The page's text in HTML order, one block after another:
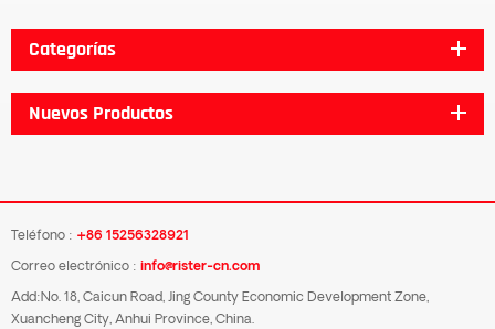
Categorías
Nuevos Productos
Teléfono : +86 15256328921
Correo electrónico : info@rister-cn.com
Add:No. 18, Caicun Road, Jing County Economic Development Zone,
Xuancheng City, Anhui Province, China.